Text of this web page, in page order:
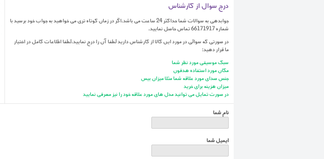
درج سوال از کارشناس
جوابدهی به سوالات شما حداکثر 24 ساعت می باشد.اگر در زمان کوتاه تری می خواهید به جواب خود برسید با
شماره 66171917 تماس حاصل نمایید.
در صورتی که سوالی در مورد این کالا از کارشناس دارید لطفا آن را درج نمایید.لطفا اطلاعات کامل در اختیار
ما قرار دهید:
سبک موسیقی مورد نظر شما
مکان مورد استفاده هدفون
جنس صدای مورد علاقه شما مثلا میزان بیس
میزان هزینه برای خرید
در صورت تمایل می توانید مدل های مورد علاقه خود را نیز معرفی نمایید
نام شما
ایمیل شما